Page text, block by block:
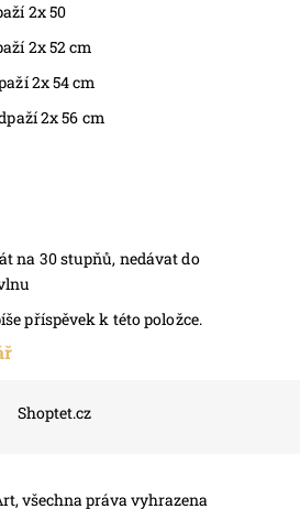
2x 50
2x 52 cm
2x 54 cm
2x 56 cm
na 30 stupňů, nedávat do
příspěvek k této položce.
Shoptet.cz
všechna práva vyhrazena